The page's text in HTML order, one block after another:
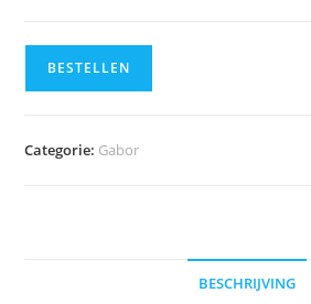
BESTELLEN
Categorie: Gabor
BESCHRIJVING